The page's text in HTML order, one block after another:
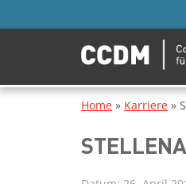
Home » Karriere »